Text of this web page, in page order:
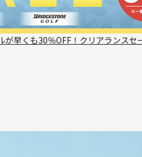
が早くも30％OFF！クリアランスセ